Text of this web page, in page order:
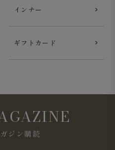
インナー
ギフトカード
ジン購読